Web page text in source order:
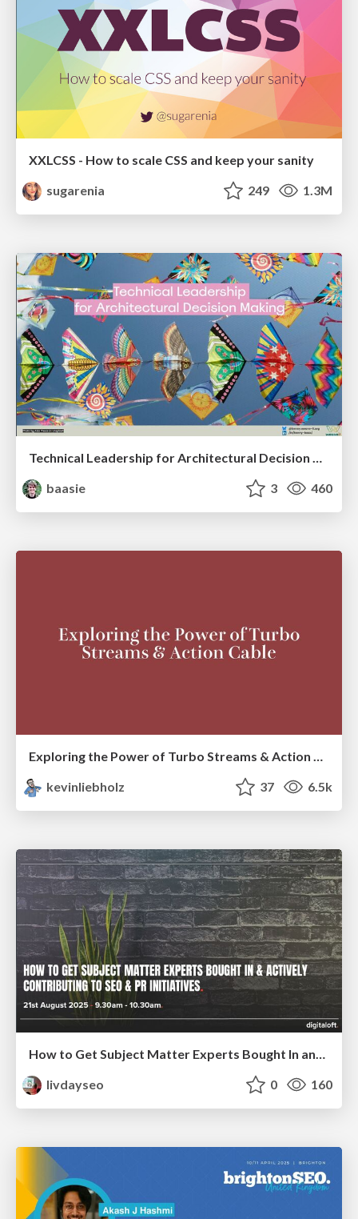
XXLCSS - How to scale CSS and keep your sanity
sugarenia
249 1.3M
Technical Leadership for Architectural Decision Making
baasie
3 460
Exploring the Power of Turbo Streams & Action Cable | RailsConf2023
kevinliebholz
37 6.5k
How to Get Subject Matter Experts Bought In and Actively Contributing to SEO & PR Initiatives.
livdayseo
0 160